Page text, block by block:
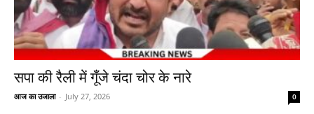
सपा की रैली में गूँजे चंदा चोर के नारे
आज का उजाला - July 27, 2026 0